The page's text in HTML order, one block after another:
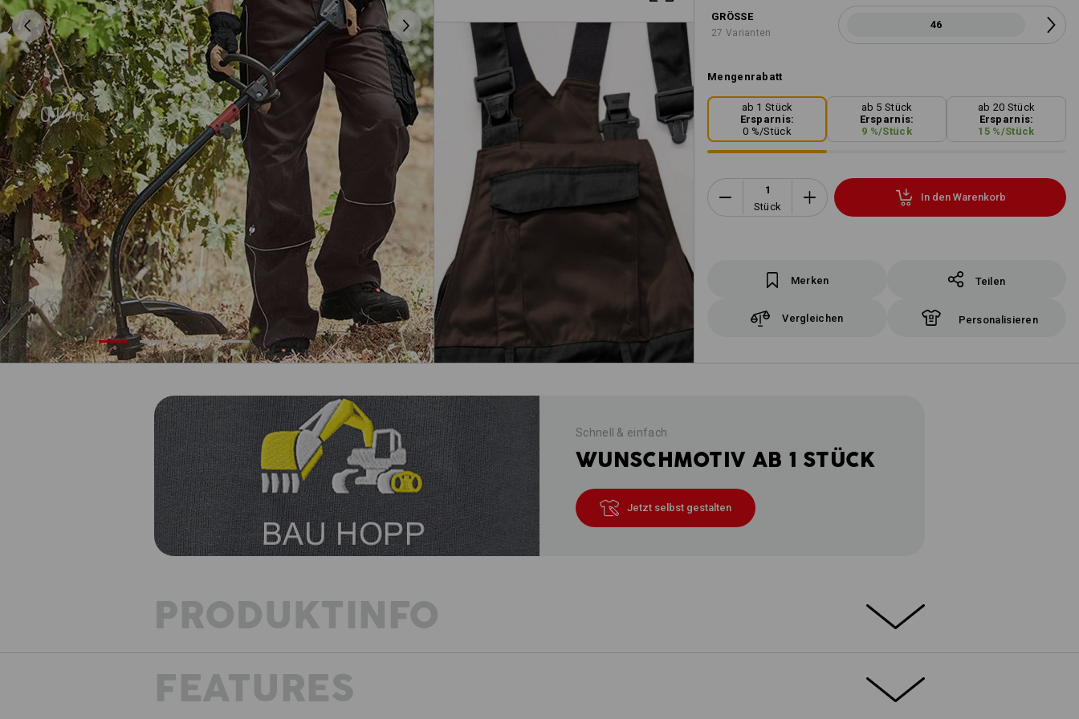
01 / 04
GRÖSSE
27 Varianten
46
Mengenrabatt
ab 1 Stück
Ersparnis:
0 %/Stück
ab 5 Stück
Ersparnis:
9 %/Stück
ab 20 Stück
Ersparnis:
15 %/Stück
Stück
In den Warenkorb
Merken Teilen
Vergleichen Personalisieren
Schnell & einfach
WUNSCHMOTIV AB 1 STÜCK
Jetzt selbst gestalten
PRODUKTINFO
EXTRAS
FEATURES